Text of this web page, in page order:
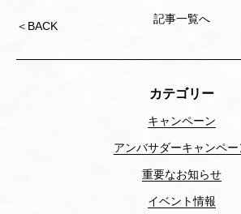
記事一覧へ
Post
＜ BACK
カテゴリー
キャンペーン
アンバサダーキャンペー
重要なお知らせ
イベント情報